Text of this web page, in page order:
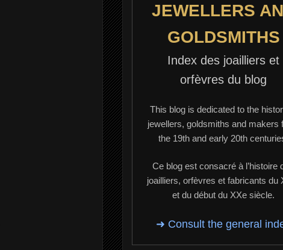
JEWELLERS
GOLDSMITHS
Index des joailliers et
orfèvres du blog
This blog is dedicated to the
jewellers, goldsmiths and makers
the 19th and early 20th
Ce blog est consacré à l’histoire
joailliers, orfèvres et fabricants du
et du début du XXe siècle.
➜ Consult the general